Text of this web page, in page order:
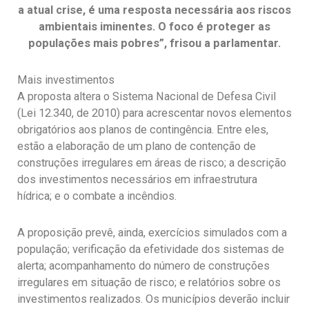
a atual crise, é uma resposta necessária aos riscos
ambientais iminentes. O foco é proteger as
populações mais pobres”, frisou a parlamentar.
Mais investimentos
A proposta altera o Sistema Nacional de Defesa Civil
(Lei 12.340, de 2010) para acrescentar novos elementos
obrigatórios aos planos de contingência. Entre eles,
estão a elaboração de um plano de contenção de
construções irregulares em áreas de risco; a descrição
dos investimentos necessários em infraestrutura
hídrica; e o combate a incêndios.
A proposição prevê, ainda, exercícios simulados com a
população; verificação da efetividade dos sistemas de
alerta; acompanhamento do número de construções
irregulares em situação de risco; e relatórios sobre os
investimentos realizados. Os municípios deverão incluir